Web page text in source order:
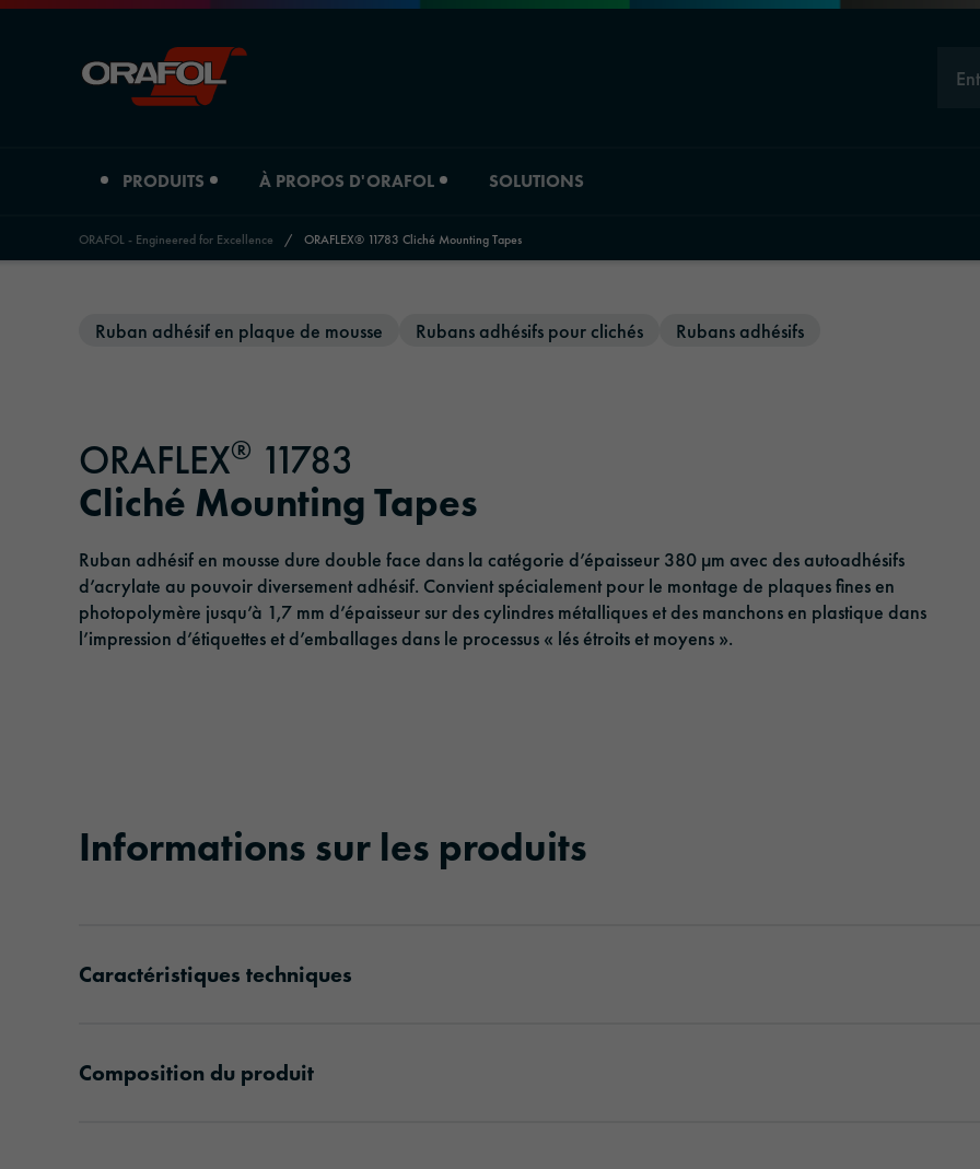
PRODUITS
Matériaux réfléchissants
Rubans adhésifs
Film solaire
Films de plastification et de protection
À PROPOS D'ORAFOL
Histoire
Management
Responsabilité
SOLUTIONS
Impression & papier
Logistique & Transports publics
Transport et infrastructure
Architecture et construction
ORAFOL - Engineered for Excellence / ORAFLEX® 11783 Cliché Mounting Tapes
Ruban adhésif en plaque de mousse Rubans adhésifs pour clichés Rubans adhésifs
ORAFLEX® 11783
Cliché Mounting Tapes
Ruban adhésif en mousse dure double face dans la catégorie d’épaisseur 380 µm avec des autoadhésifs
d’acrylate au pouvoir diversement adhésif. Convient spécialement pour le montage de plaques fines en
photopolymère jusqu’à 1,7 mm d’épaisseur sur des cylindres métalliques et des manchons en plastique dans
l’impression d’étiquettes et d’emballages dans le processus « lés étroits et moyens ».
Informations sur les produits
Caractéristiques techniques
Composition du produit